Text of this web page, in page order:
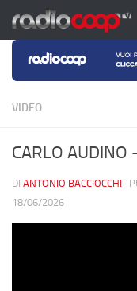
Salta al contenuto
VIDEO
CARLO
DI ANTONIO BACCIOCCHI ·
18/06/2026